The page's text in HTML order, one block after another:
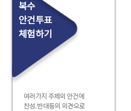
복수
안건투표
체험하기
여러가지 주제의 안건에
찬성, 반대등의 의견으로